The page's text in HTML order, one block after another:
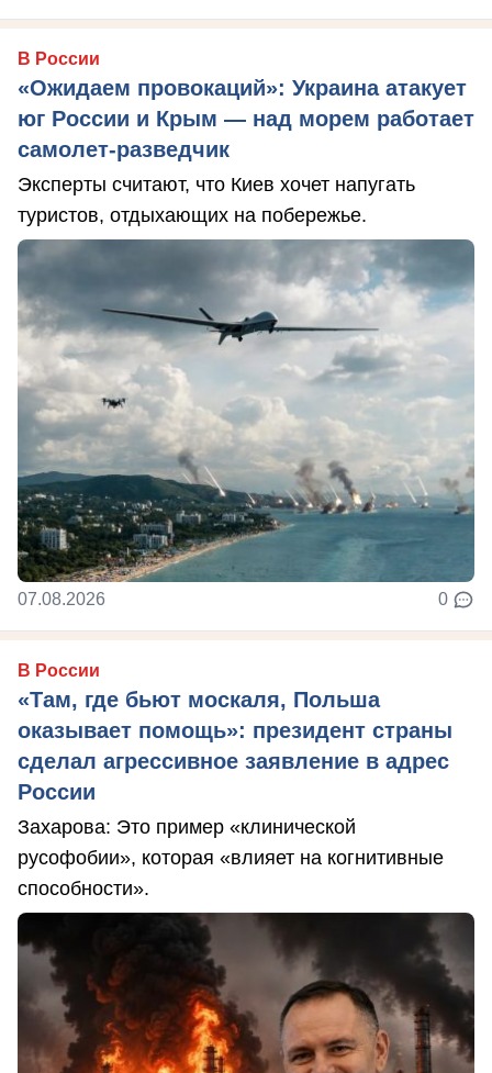
В России
«Ожидаем провокаций»: Украина атакует
юг России и Крым — над морем работает
самолет-разведчик
Эксперты считают, что Киев хочет напугать
туристов, отдыхающих на побережье.
07.08.2026 0
В России
«Там, где бьют москаля, Польша
оказывает помощь»: президент страны
сделал агрессивное заявление в адрес
России
Захарова: Это пример «клинической
русофобии», которая «влияет на когнитивные
способности».